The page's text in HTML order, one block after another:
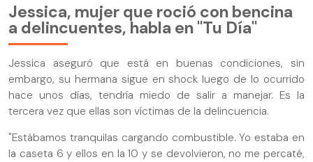
Jessica, mujer que roció con bencina
a delincuentes, habla en "Tu Día"
Jessica aseguró que está en buenas condiciones, sin
embargo, su hermana sigue en shock luego de lo ocurrido
hace unos días, tendría miedo de salir a manejar. Es la
tercera vez que ellas son víctimas de la delincuencia.
"Estábamos tranquilas cargando combustible. Yo estaba en
la caseta 6 y ellos en la 10 y se devolvieron, no me percaté,